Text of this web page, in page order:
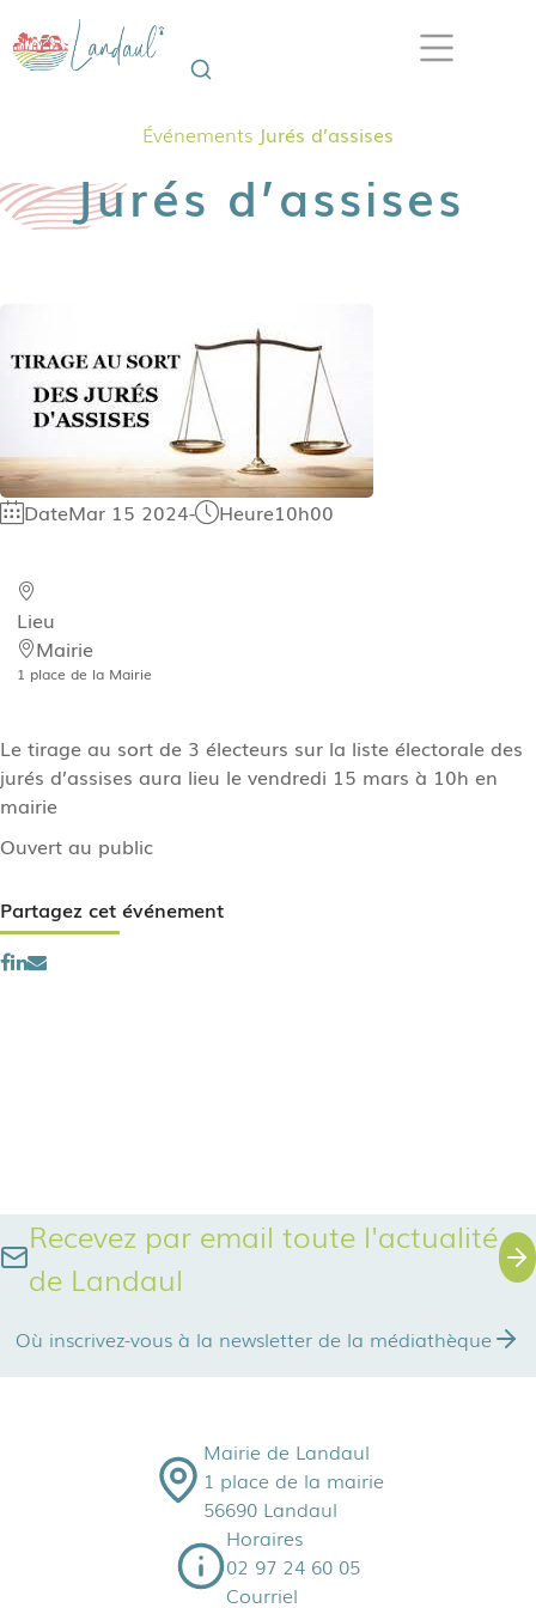
Événements Jurés d’assises
Jurés d’assises
DateMar 15 2024- Heure10h00
Lieu
Mairie
1 place de la Mairie
Le tirage au sort de 3 électeurs sur la liste électorale des
jurés d’assises aura lieu le vendredi 15 mars à 10h en
mairie
Ouvert au public
Partagez cet événement
Recevez par email toute l'actualité
de Landaul
Où inscrivez-vous à la newsletter de la médiathèque
Mairie de Landaul
1 place de la mairie
56690 Landaul
Horaires
02 97 24 60 05
Courriel